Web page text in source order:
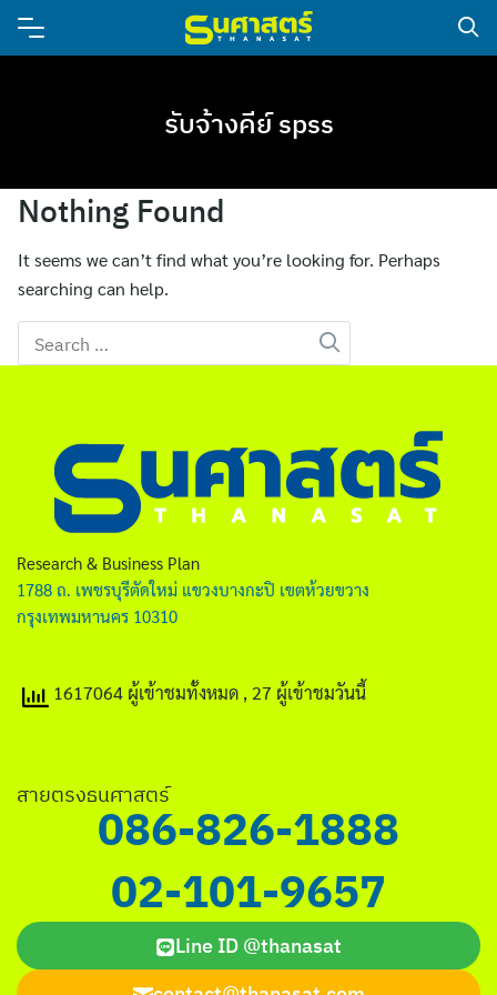
ไทย
English
รับจ้างคีย์ spss
Nothing Found
It seems we can’t find what you’re looking for. Perhaps
searching can help.
Search
for:
Research & Business Plan
1788 ถ. เพชรบุรีตัดใหม่ แขวงบางกะปิ เขตห้วยขวาง
กรุงเทพมหานคร 10310
1617064 ผู้เข้าชมทั้งหมด , 27 ผู้เข้าชมวันนี้
สายตรงธนศาสตร์
086-826-1888
02-101-9657
Line ID @thanasat